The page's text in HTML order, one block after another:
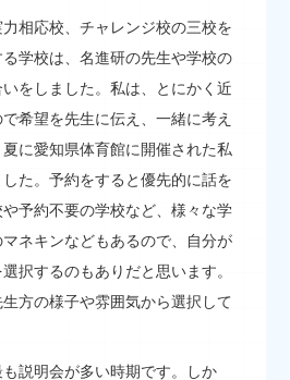
相応校、チャレンジ校の三校を
学校は、名進研の先生や学校の
をしました。私は、とにかく近
希望を先生に伝え、一緒に考え
に愛知県体育館に開催された私
た。予約をすると優先的に話を
予約不要の学校など、様々な学
ネキンなどもあるので、自分が
択するのもありだと思います。
方の様子や雰囲気から選択して
説明会が多い時期です。しか